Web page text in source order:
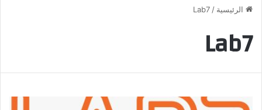
الرئيسية /
Lab7
Lab7